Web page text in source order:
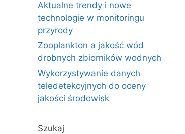
Aktualne trendy i nowe
technologie w monitoringu
przyrody
Zooplankton a jakość wód
drobnych zbiorników wodnych
Wykorzystywanie danych
teledetekcyjnych do oceny
jakości środowisk
Szukaj